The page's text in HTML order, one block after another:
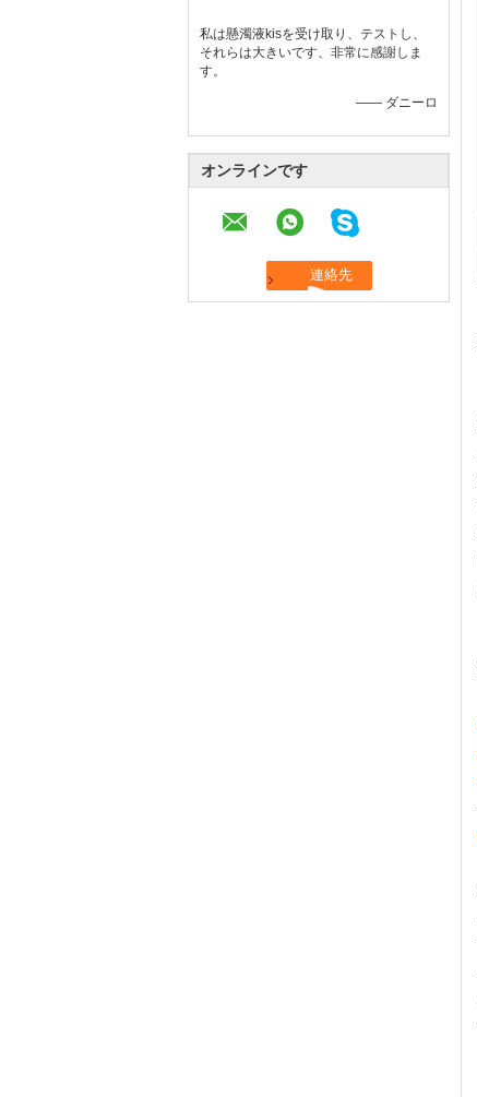
私は懸濁液kisを受け取り、テストし、
それらは大きいです、非常に感謝しま
す。
—— ダニーロ
オンラインです